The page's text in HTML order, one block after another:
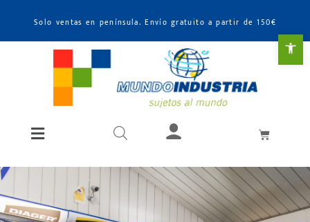
Solo ventas en península. Envío gratuito a partir de 150€